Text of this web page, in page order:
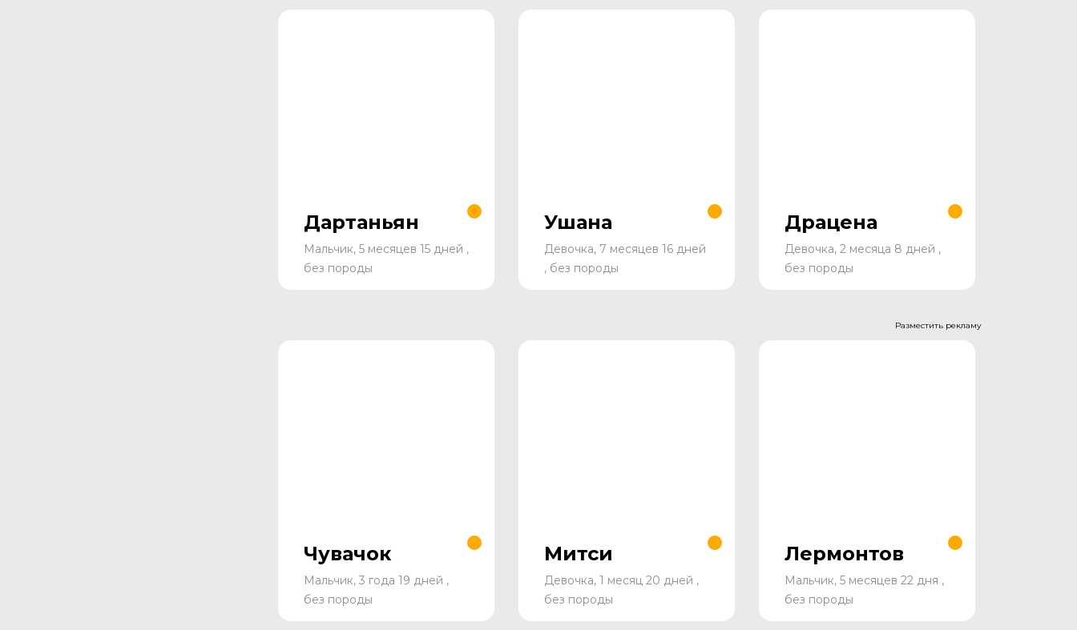
Дартаньян
Мальчик, 5 месяцев 15 дней ,
без породы
Ушана
Девочка, 7 месяцев 16 дней
, без породы
Драцена
Девочка, 2 месяца 8 дней ,
без породы
Разместить рекламу
Чувачок
Мальчик, 3 года 19 дней ,
без породы
Митси
Девочка, 1 месяц 20 дней ,
без породы
Лермонтов
Мальчик, 5 месяцев 22 дня ,
без породы